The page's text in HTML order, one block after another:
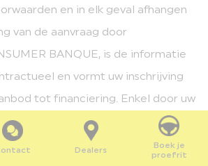
en in elk geval afhangen
van de aanvraag door
BANQUE, is de informatie
en vormt uw inschrijving
tot financiering. Enkel door uw
handtekening, van een
en door de verstrekking aan het
Dealers
Boek je
proefrit